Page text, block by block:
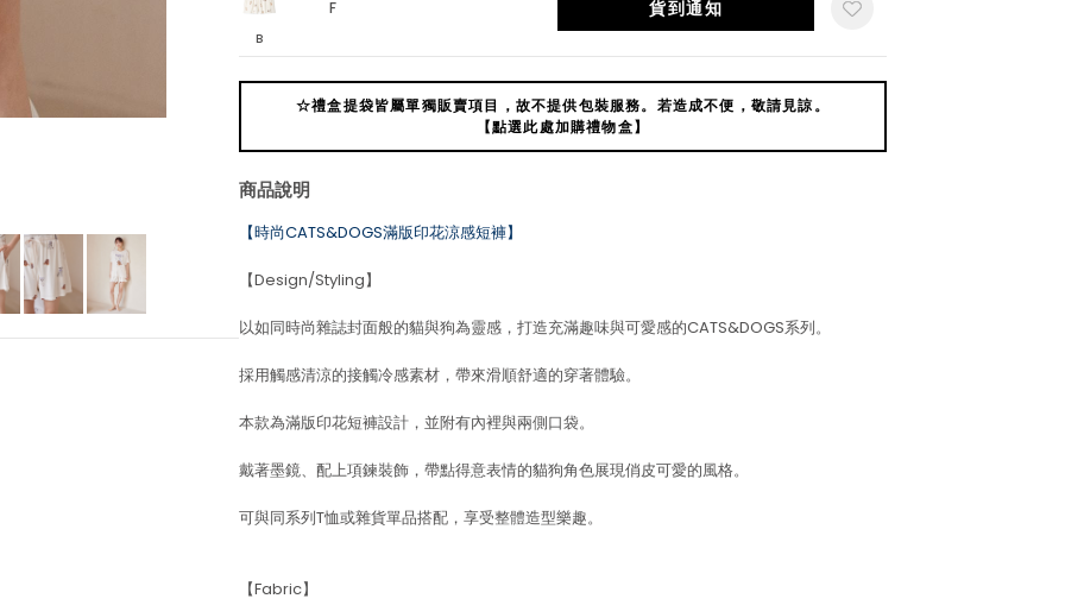
B
F 貨到通知
☆禮盒提袋皆屬單獨販賣項目，故不提供包裝服務。若造成不便，敬請見諒。
【點選此處加購禮物盒】
商品說明
【時尚CATS&DOGS滿版印花涼感短褲】
【Design/Styling】
以如同時尚雜誌封面般的貓與狗為靈感，打造充滿趣味與可愛感的CATS&DOGS系列。
採用觸感清涼的接觸冷感素材，帶來滑順舒適的穿著體驗。
本款為滿版印花短褲設計，並附有內裡與兩側口袋。
戴著墨鏡、配上項鍊裝飾，帶點得意表情的貓狗角色展現俏皮可愛的風格。
可與同系列T恤或雜貨單品搭配，享受整體造型樂趣。
【Fabric】